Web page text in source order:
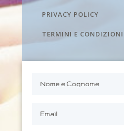
PRIVACY POLICY
TERMINI E CONDIZIONI